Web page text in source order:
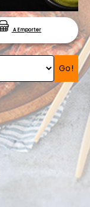
A Emporter
Go!